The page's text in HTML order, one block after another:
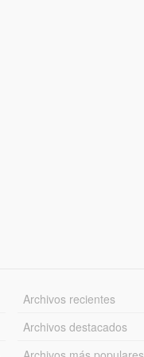
Archivos recientes
Archivos destacados